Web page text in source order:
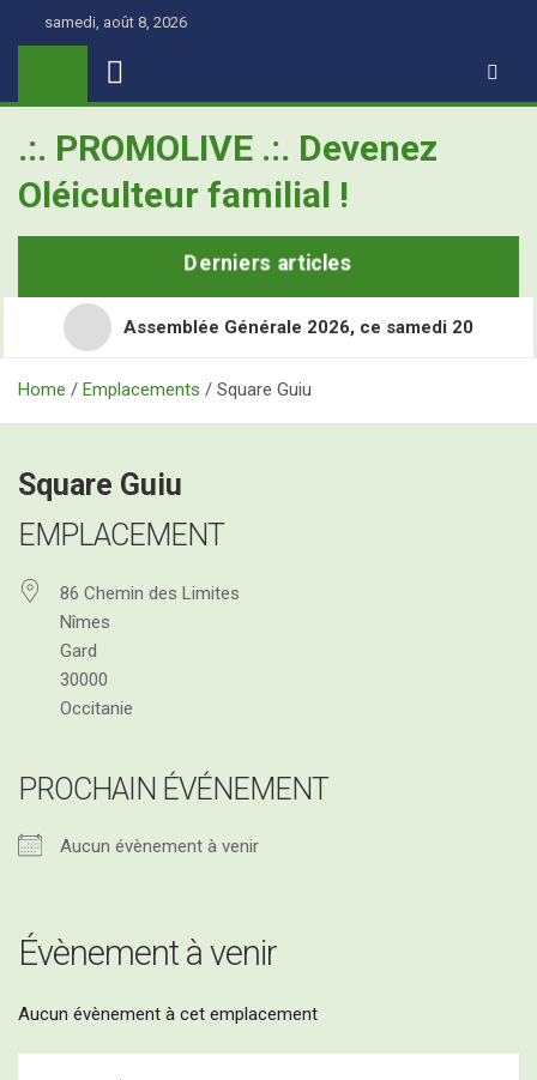
samedi, août 8, 2026
.:. PROMOLIVE .:. Devenez
Oléiculteur familial !
Derniers articles
Assemblée Générale 2026, ce samedi 20
Retour en images sur les Assises Nationales de
Demain, ce sont les Assises Nationales de l’Oléiculture
Programme des 2es Assises Nationales de
l’Oléiculture Familiale, ce jeudi 28 mai 2026
Home Emplacements Square Guiu
Square Guiu
EMPLACEMENT
86 Chemin des Limites
Nîmes
Gard
30000
Occitanie
PROCHAIN ÉVÉNEMENT
Aucun évènement à venir
Évènement à venir
Aucun évènement à cet emplacement